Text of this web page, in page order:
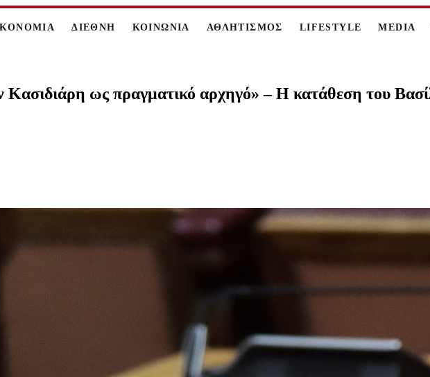
ΔΙΕΘΝΗ ΚΟΙΝΩΝΙΑ ΑΘΛΗΤΙΣΜΟΣ LIFESTYLE MEDIA
Κασιδιάρη ως πραγματικό αρχηγό» – Η κατάθεση του